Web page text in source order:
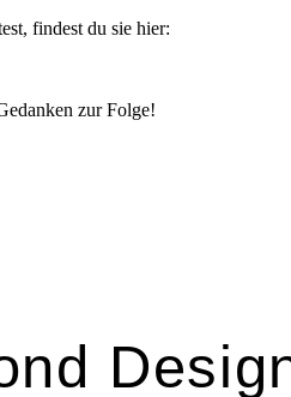
findest du sie hier:
zur Folge!